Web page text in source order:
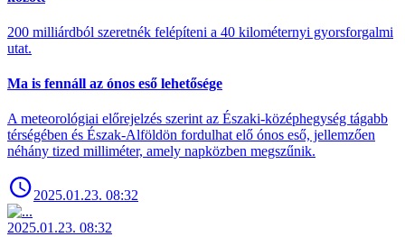
200 milliárdból szeretnék felépíteni a 40 kilométernyi gyorsforgalmi
utat.
Ma is fennáll az ónos eső lehetősége
A meteorológiai előrejelzés szerint az Északi-középhegység tágabb
térségében és Észak-Alföldön fordulhat elő ónos eső, jellemzően
néhány tized milliméter, amely napközben megszűnik.
2025.01.23. 08:32
2025.01.23. 08:32